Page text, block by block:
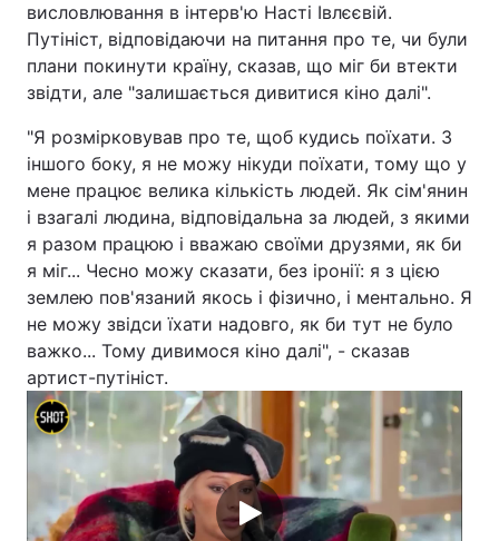
висловлювання в інтерв'ю Насті Івлєєвій.
Путініст, відповідаючи на питання про те, чи були
плани покинути країну, сказав, що міг би втекти
звідти, але "залишається дивитися кіно далі".
"Я розмірковував про те, щоб кудись поїхати. З
іншого боку, я не можу нікуди поїхати, тому що у
мене працює велика кількість людей. Як сім'янин
і взагалі людина, відповідальна за людей, з якими
я разом працюю і вважаю своїми друзями, як би
я міг... Чесно можу сказати, без іронії: я з цією
землею пов'язаний якось і фізично, і ментально. Я
не можу звідси їхати надовго, як би тут не було
важко... Тому дивимося кіно далі", - сказав
артист-путініст.